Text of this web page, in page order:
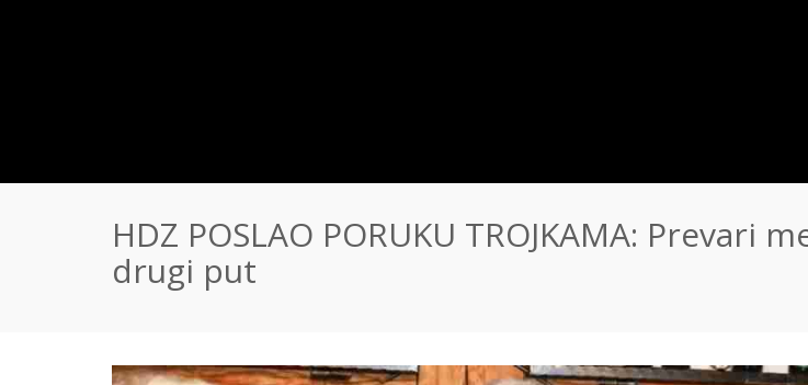
HDZ POSLAO PORUKU TROJKAMA: Prevari
drugi put